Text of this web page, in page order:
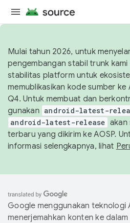
Mulai tahun 2026, untuk
pengembangan stabil trunk kami
stabilitas platform untuk
memublikasikan kode sumber ke
Q4. Untuk membuat dan
gunakan android-latest-
android-latest-release akan
terbaru yang dikirim ke AOSP.
informasi selengkapnya, lihat
Google menggunakan teknologi
menerjemahkan konten ke